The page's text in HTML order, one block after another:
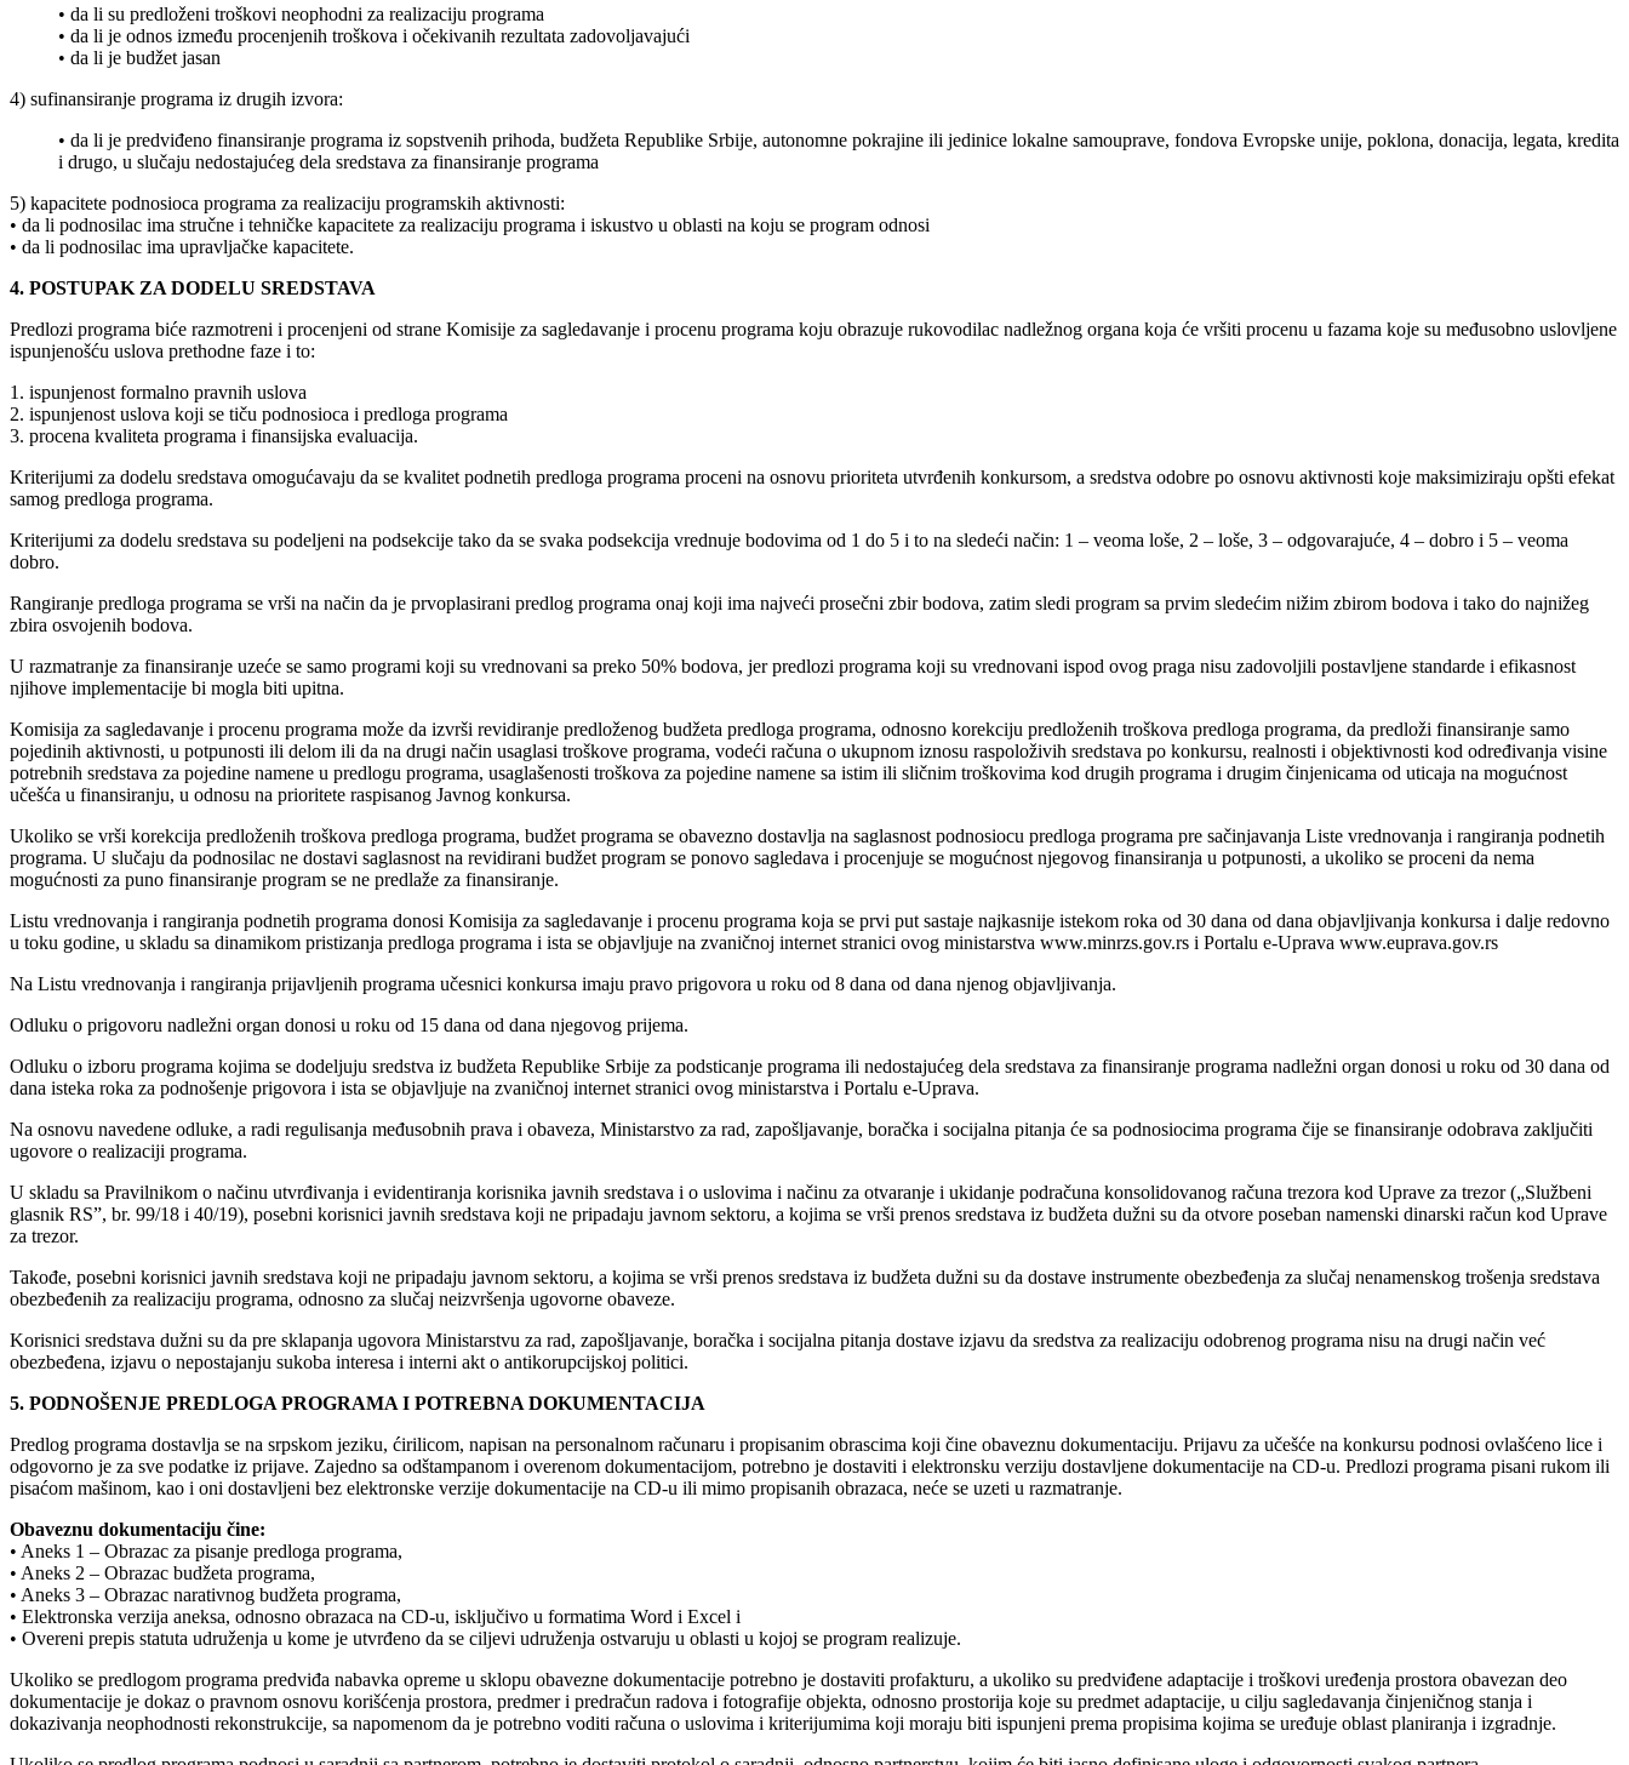
• da li su predloženi troškovi neophodni za realizaciju programa
• da li je odnos između procenjenih troškova i očekivanih rezultata zadovoljavajući
• da li je budžet jasan
4) sufinansiranje programa iz drugih izvora:
• da li je predviđeno finansiranje programa iz sopstvenih prihoda, budžeta Republike Srbije, autonomne pokrajine ili jedinice lokalne samouprave, fondova Evropske unije, poklona, donacija, legata, kredita
i drugo, u slučaju nedostajućeg dela sredstava za finansiranje programa
5) kapacitete podnosioca programa za realizaciju programskih aktivnosti:
• da li podnosilac ima stručne i tehničke kapacitete za realizaciju programa i iskustvo u oblasti na koju se program odnosi
• da li podnosilac ima upravljačke kapacitete.
4. POSTUPAK ZA DODELU SREDSTAVA
Predlozi programa biće razmotreni i procenjeni od strane Komisije za sagledavanje i procenu programa koju obrazuje rukovodilac nadležnog organa koja će vršiti procenu u fazama koje su međusobno uslovljene
ispunjenošću uslova prethodne faze i to:
1. ispunjenost formalno pravnih uslova
2. ispunjenost uslova koji se tiču podnosioca i predloga programa
3. procena kvaliteta programa i finansijska evaluacija.
Kriterijumi za dodelu sredstava omogućavaju da se kvalitet podnetih predloga programa proceni na osnovu prioriteta utvrđenih konkursom, a sredstva odobre po osnovu aktivnosti koje maksimiziraju opšti efekat
samog predloga programa.
Kriterijumi za dodelu sredstava su podeljeni na podsekcije tako da se svaka podsekcija vrednuje bodovima od 1 do 5 i to na sledeći način: 1 – veoma loše, 2 – loše, 3 – odgovarajuće, 4 – dobro i 5 – veoma
dobro.
Rangiranje predloga programa se vrši na način da je prvoplasirani predlog programa onaj koji ima najveći prosečni zbir bodova, zatim sledi program sa prvim sledećim nižim zbirom bodova i tako do najnižeg
zbira osvojenih bodova.
U razmatranje za finansiranje uzeće se samo programi koji su vrednovani sa preko 50% bodova, jer predlozi programa koji su vrednovani ispod ovog praga nisu zadovoljili postavljene standarde i efikasnost
njihove implementacije bi mogla biti upitna.
Komisija za sagledavanje i procenu programa može da izvrši revidiranje predloženog budžeta predloga programa, odnosno korekciju predloženih troškova predloga programa, da predloži finansiranje samo
pojedinih aktivnosti, u potpunosti ili delom ili da na drugi način usaglasi troškove programa, vodeći računa o ukupnom iznosu raspoloživih sredstava po konkursu, realnosti i objektivnosti kod određivanja visine
potrebnih sredstava za pojedine namene u predlogu programa, usaglašenosti troškova za pojedine namene sa istim ili sličnim troškovima kod drugih programa i drugim činjenicama od uticaja na mogućnost
učešća u finansiranju, u odnosu na prioritete raspisanog Javnog konkursa.
Ukoliko se vrši korekcija predloženih troškova predloga programa, budžet programa se obavezno dostavlja na saglasnost podnosiocu predloga programa pre sačinjavanja Liste vrednovanja i rangiranja podnetih
programa. U slučaju da podnosilac ne dostavi saglasnost na revidirani budžet program se ponovo sagledava i procenjuje se mogućnost njegovog finansiranja u potpunosti, a ukoliko se proceni da nema
mogućnosti za puno finansiranje program se ne predlaže za finansiranje.
Listu vrednovanja i rangiranja podnetih programa donosi Komisija za sagledavanje i procenu programa koja se prvi put sastaje najkasnije istekom roka od 30 dana od dana objavljivanja konkursa i dalje redovno
u toku godine, u skladu sa dinamikom pristizanja predloga programa i ista se objavljuje na zvaničnoj internet stranici ovog ministarstva www.minrzs.gov.rs i Portalu e-Uprava www.euprava.gov.rs
Na Listu vrednovanja i rangiranja prijavljenih programa učesnici konkursa imaju pravo prigovora u roku od 8 dana od dana njenog objavljivanja.
Odluku o prigovoru nadležni organ donosi u roku od 15 dana od dana njegovog prijema.
Odluku o izboru programa kojima se dodeljuju sredstva iz budžeta Republike Srbije za podsticanje programa ili nedostajućeg dela sredstava za finansiranje programa nadležni organ donosi u roku od 30 dana od
dana isteka roka za podnošenje prigovora i ista se objavljuje na zvaničnoj internet stranici ovog ministarstva i Portalu e-Uprava.
Na osnovu navedene odluke, a radi regulisanja međusobnih prava i obaveza, Ministarstvo za rad, zapošljavanje, boračka i socijalna pitanja će sa podnosiocima programa čije se finansiranje odobrava zaključiti
ugovore o realizaciji programa.
U skladu sa Pravilnikom o načinu utvrđivanja i evidentiranja korisnika javnih sredstava i o uslovima i načinu za otvaranje i ukidanje podračuna konsolidovanog računa trezora kod Uprave za trezor („Službeni
glasnik RS”, br. 99/18 i 40/19), posebni korisnici javnih sredstava koji ne pripadaju javnom sektoru, a kojima se vrši prenos sredstava iz budžeta dužni su da otvore poseban namenski dinarski račun kod Uprave
za trezor.
Takođe, posebni korisnici javnih sredstava koji ne pripadaju javnom sektoru, a kojima se vrši prenos sredstava iz budžeta dužni su da dostave instrumente obezbeđenja za slučaj nenamenskog trošenja sredstava
obezbeđenih za realizaciju programa, odnosno za slučaj neizvršenja ugovorne obaveze.
Korisnici sredstava dužni su da pre sklapanja ugovora Ministarstvu za rad, zapošljavanje, boračka i socijalna pitanja dostave izjavu da sredstva za realizaciju odobrenog programa nisu na drugi način već
obezbeđena, izjavu o nepostajanju sukoba interesa i interni akt o antikorupcijskoj politici.
5. PODNOŠENJE PREDLOGA PROGRAMA I POTREBNA DOKUMENTACIJA
Predlog programa dostavlja se na srpskom jeziku, ćirilicom, napisan na personalnom računaru i propisanim obrascima koji čine obaveznu dokumentaciju. Prijavu za učešće na konkursu podnosi ovlašćeno lice i
odgovorno je za sve podatke iz prijave. Zajedno sa odštampanom i overenom dokumentacijom, potrebno je dostaviti i elektronsku verziju dostavljene dokumentacije na CD-u. Predlozi programa pisani rukom ili
pisaćom mašinom, kao i oni dostavljeni bez elektronske verzije dokumentacije na CD-u ili mimo propisanih obrazaca, neće se uzeti u razmatranje.
Obaveznu dokumentaciju čine:
• Aneks 1 – Obrazac za pisanje predloga programa,
• Aneks 2 – Obrazac budžeta programa,
• Aneks 3 – Obrazac narativnog budžeta programa,
• Elektronska verzija aneksa, odnosno obrazaca na CD-u, isključivo u formatima Word i Excel i
• Overeni prepis statuta udruženja u kome je utvrđeno da se ciljevi udruženja ostvaruju u oblasti u kojoj se program realizuje.
Ukoliko se predlogom programa predviđa nabavka opreme u sklopu obavezne dokumentacije potrebno je dostaviti profakturu, a ukoliko su predviđene adaptacije i troškovi uređenja prostora obavezan deo
dokumentacije je dokaz o pravnom osnovu korišćenja prostora, predmer i predračun radova i fotografije objekta, odnosno prostorija koje su predmet adaptacije, u cilju sagledavanja činjeničnog stanja i
dokazivanja neophodnosti rekonstrukcije, sa napomenom da je potrebno voditi računa o uslovima i kriterijumima koji moraju biti ispunjeni prema propisima kojima se uređuje oblast planiranja i izgradnje.